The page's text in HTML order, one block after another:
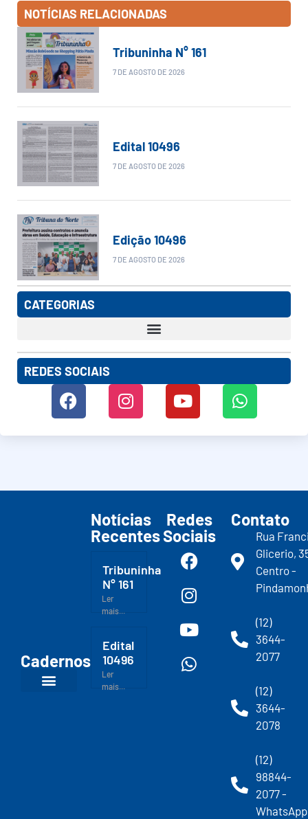
NOTÍCIAS RELACIONADAS
Tribuninha N° 161
7 DE AGOSTO DE 2026
Edital 10496
7 DE AGOSTO DE 2026
Edição 10496
7 DE AGOSTO DE 2026
CATEGORIAS
REDES SOCIAIS
Cadernos
Notícias
Recentes
Tribuninha
N° 161
Ler
mais...
Edital
10496
Ler
mais...
Redes
Sociais
Contato
Rua
Glicerio,
Centro -
(12)
3644-
2077
(12)
3644-
2078
(12)
98844-
2077 -
WhatsApp